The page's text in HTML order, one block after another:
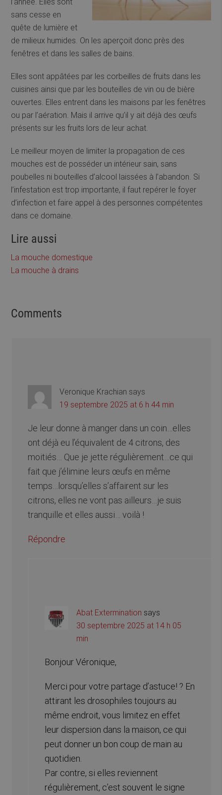
sans cesse en
quête de lumière et
de milieux humides. On les aperçoit donc près des
fenêtres et dans les salles de bains.
Elles sont appâtées par les corbeilles de fruits dans les
cuisines ainsi que par les bouteilles de vin ou de bière
ouvertes. Elles entrent dans les maisons par les fenêtres
ou par l’aération. Mais il arrive qu’il y ait déjà des œufs
présents sur les fruits lors de leur achat.
Le meilleur moyen de limiter la propagation de ces
mouches est de posséder un intérieur sain, sans
poubelles ni bouteilles d’alcool laissées à l’abandon. Si
l’infestation est trop importante, il faut repérer le foyer
d’infection et faire appel à des personnes compétentes
dans ce domaine.
Lire aussi
La mouche domestique
La mouche à drains
Comments
Veronique Krachian says
19 septembre 2025 at 6 h 44 min
Je leur donne à manger dans un coin…elles
ont déjà eu l’équivalent de 4 citrons, des
moitiés… Que je jette régulièrement…ce qui
fait que j’élimine leurs œufs en même
temps…lorsqu’elles s’affairent sur les
citrons, elles ne vont pas ailleurs…je suis
tranquille et elles aussi… voilà !
Répondre
Abat Extermination says
30 septembre 2025 at 14 h 05
min
Bonjour Véronique,
Merci pour votre partage d’astuce! ? En
attirant les drosophiles toujours au
même endroit, vous limitez en effet
leur dispersion dans la maison, ce qui
peut donner un bon coup de main au
quotidien.
Par contre, si elles reviennent
régulièrement, c’est souvent le signe